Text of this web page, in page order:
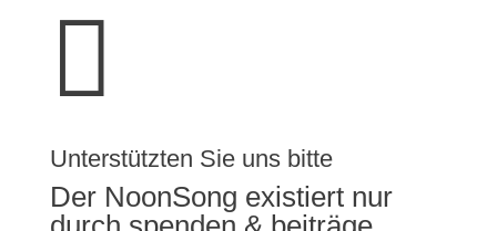

Unterstützten Sie uns bitte
Der NoonSong existiert nur